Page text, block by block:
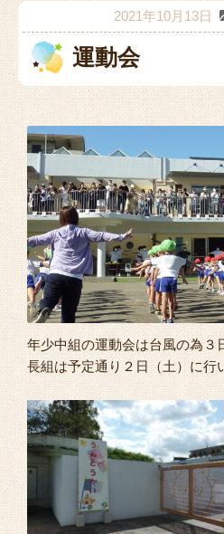
大町不二幼稚
園内施設・
よくあるご
2021年10月13日
運動会
年少中組の運動会は台風の為３
長組は予定通り２日（土）に行